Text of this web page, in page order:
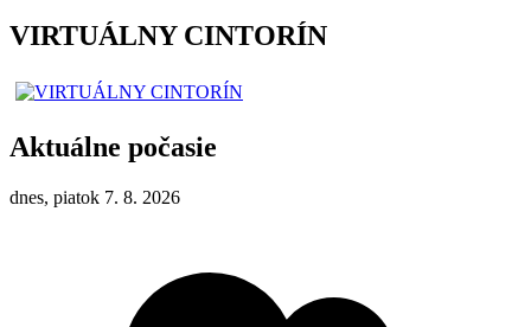
VIRTUÁLNY CINTORÍN
Aktuálne počasie
dnes, piatok 7. 8. 2026